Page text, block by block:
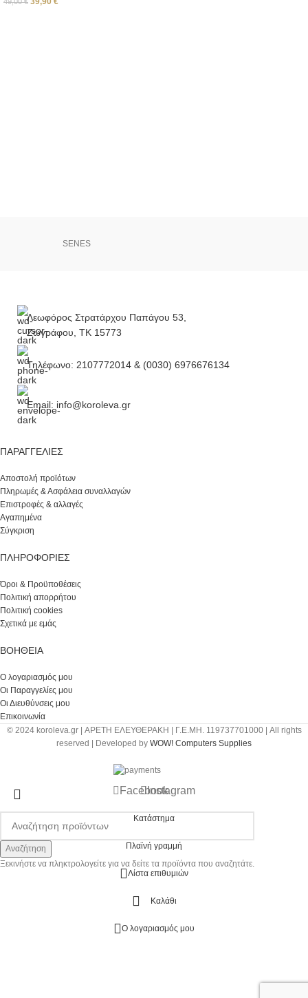
SENES
Λεωφόρος Στρατάρχου Παπάγου 53,
Ζωγράφου, ΤΚ 15773
Τηλέφωνο: 2107772014 & (0030) 6976676134
Email: info@koroleva.gr
ΠΑΡΑΓΓΕΛΊΕΣ
Αποστολή προϊότων
Πληρωμές & Ασφάλεια συναλλαγών
Επιστροφές & αλλαγές
Αγαπημένα
Σύγκριση
ΠΛΗΡΟΦΟΡΙΕΣ
Όροι & Προϋποθέσεις
Πολιτική απορρήτου
Πολιτική cookies
Σχετικά με εμάς
ΒΟΉΘΕΙΑ
Ο λογαριασμός μου
Οι Παραγγελίες μου
Οι Διευθύνσεις μου
Επικοινωνία
© 2024 koroleva.gr | ΑΡΕΤΗ ΕΛΕΥΘΕΡΑΚΗ | Γ.Ε.ΜΗ. 119737701000 | All rights
reserved | Developed by WOW! Computers Supplies
Αναζήτηση
Ξεκινήστε να πληκτρολογείτε για να δείτε τα προϊόντα που αναζητάτε.
FacebookInstagram
Κατάστημα
Πλαϊνή γραμμή
Λίστα επιθυμιών
Καλάθι
Ο λογαριασμός μου